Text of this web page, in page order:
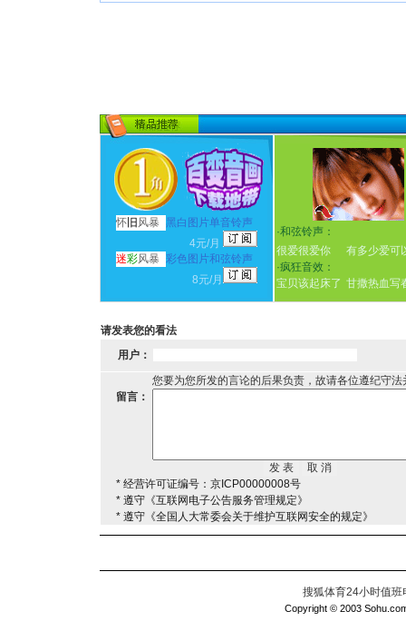
怀 旧 风暴
黑白图片单音铃声
4元/月
迷彩风暴 彩色图片和弦铃声
8元/月
·和弦铃声：
很爱很爱你
有多少爱可
·疯狂音效：
宝贝该起床了 甘撒热血写
请发表您的看法
用户：
您要为您所发的言论的后果负责，故请各位遵纪守
留言：
* 经营许可证编号：京ICP00000008号
* 遵守《互联网电子公告服务管理规定》
* 遵守《全国人大常委会关于维护互联网安全的规定》
搜狐体育24小时值
Copyright © 2003